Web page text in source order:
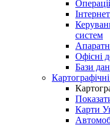
систем
Офісні
Бази
Карти